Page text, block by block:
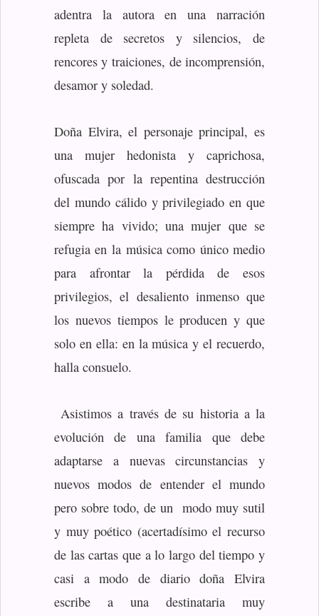
adentra la autora en una narración
repleta de secretos y silencios, de
rencores y traiciones, de incomprensión,
desamor y soledad.
Doña Elvira, el personaje principal, es
una mujer hedonista y caprichosa,
ofuscada por la repentina destrucción
del mundo cálido y privilegiado en que
siempre ha vivido; una mujer que se
refugia en la música como único medio
para afrontar la pérdida de esos
privilegios, el desaliento inmenso que
los nuevos tiempos le producen y que
solo en ella: en la música y el recuerdo,
halla consuelo.
Asistimos a través de su historia a la
evolución de una familia que debe
adaptarse a nuevas circunstancias y
nuevos modos de entender el mundo
pero sobre todo, de un modo muy sutil
y muy poético (acertadísimo el recurso
de las cartas que a lo largo del tiempo y
casi a modo de diario doña Elvira
escribe a una destinataria muy